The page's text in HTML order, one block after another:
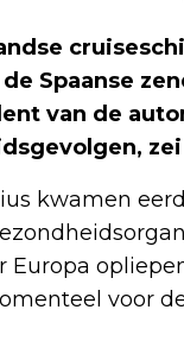
Spaanse
van de
kwamen
Europa
voor